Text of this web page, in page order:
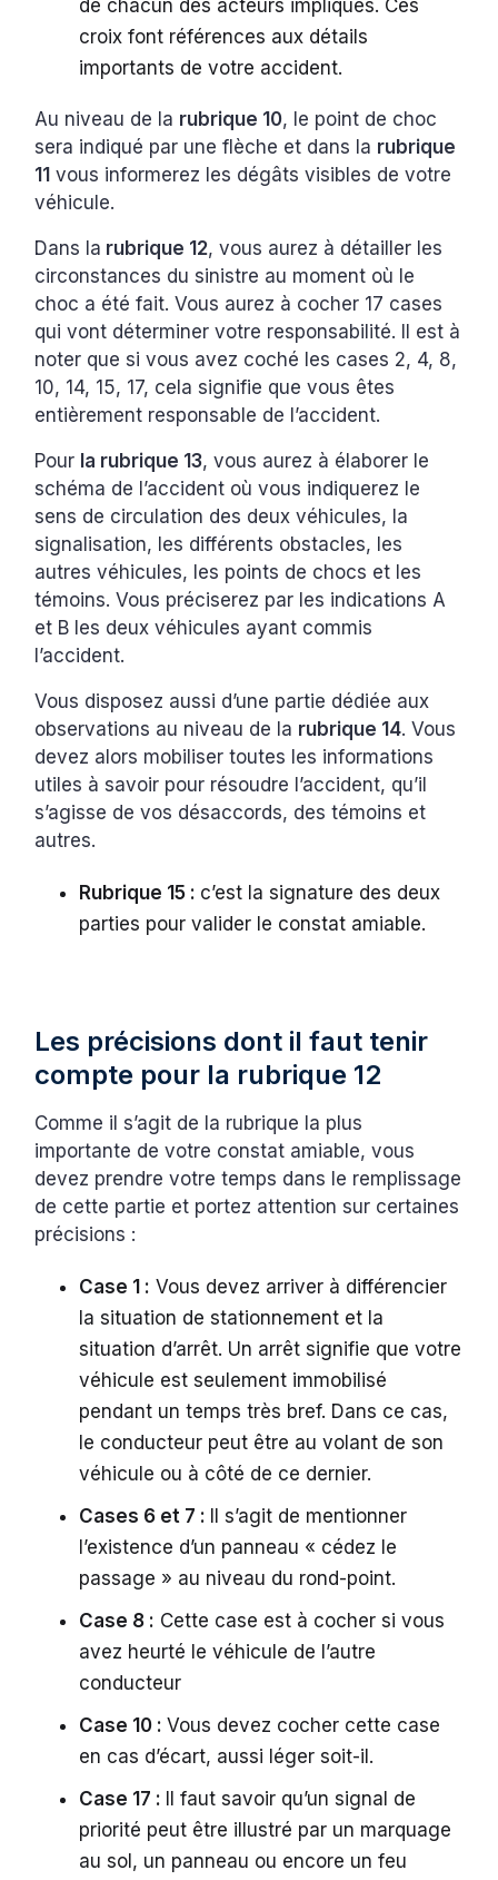
de chacun des acteurs impliqués. Ces
croix font références aux détails
importants de votre accident.
Au niveau de la rubrique 10, le point de choc
sera indiqué par une flèche et dans la rubrique
11 vous informerez les dégâts visibles de votre
véhicule.
Dans la rubrique 12, vous aurez à détailler les
circonstances du sinistre au moment où le
choc a été fait. Vous aurez à cocher 17 cases
qui vont déterminer votre responsabilité. Il est à
noter que si vous avez coché les cases 2, 4, 8,
10, 14, 15, 17, cela signifie que vous êtes
entièrement responsable de l’accident.
Pour la rubrique 13, vous aurez à élaborer le
schéma de l’accident où vous indiquerez le
sens de circulation des deux véhicules, la
signalisation, les différents obstacles, les
autres véhicules, les points de chocs et les
témoins. Vous préciserez par les indications A
et B les deux véhicules ayant commis
l’accident.
Vous disposez aussi d’une partie dédiée aux
observations au niveau de la rubrique 14. Vous
devez alors mobiliser toutes les informations
utiles à savoir pour résoudre l’accident, qu’il
s’agisse de vos désaccords, des témoins et
autres.
Rubrique 15 : c’est la signature des deux
parties pour valider le constat amiable.
Les précisions dont il faut tenir
compte pour la rubrique 12
Comme il s’agit de la rubrique la plus
importante de votre constat amiable, vous
devez prendre votre temps dans le remplissage
de cette partie et portez attention sur certaines
précisions :
Case 1 : Vous devez arriver à différencier
la situation de stationnement et la
situation d’arrêt. Un arrêt signifie que votre
véhicule est seulement immobilisé
pendant un temps très bref. Dans ce cas,
le conducteur peut être au volant de son
véhicule ou à côté de ce dernier.
Cases 6 et 7 :
Il s’agit de mentionner
l’existence d’un panneau « cédez le
passage » au niveau du rond-point.
Case 8 : Cette case est à cocher si vous
avez heurté le véhicule de l’autre
conducteur
Case 10 :Vous devez cocher cette case
en cas d’écart, aussi léger soit-il.
Case 17 :
Il faut savoir qu’un signal de
priorité peut être illustré par un marquage
au sol, un panneau ou encore un feu